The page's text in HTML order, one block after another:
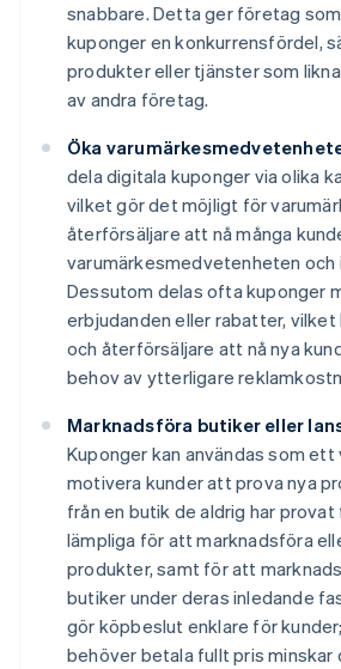
snabbare. Detta ger företag
kuponger en konkurrensfördel,
produkter eller tjänster som
av andra företag.
Öka
dela digitala kuponger via olika
vilket gör det möjligt för
återförsäljare att nå många
varumärkesmedvetenheten och
Dessutom delas ofta kuponger
erbjudanden eller rabatter, vilket
och återförsäljare att nå nya
behov av ytterligare
Marknadsföra butiker eller
Kuponger kan användas som
motivera kunder att prova nya
från en butik de aldrig har
lämpliga för att marknadsföra
produkter, samt för att
butiker under deras inledande
gör köpbeslut enklare för
behöver betala fullt pris minskar